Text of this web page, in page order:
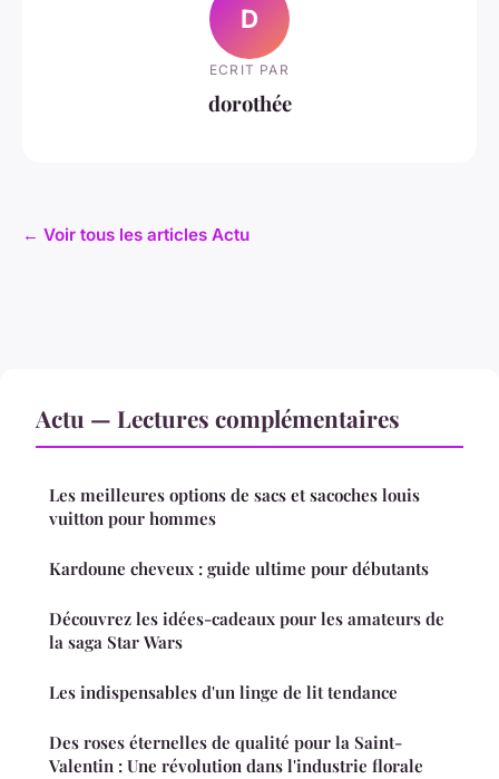
D
ECRIT PAR
dorothée
← Voir tous les articles Actu
Actu — Lectures complémentaires
Les meilleures options de sacs et sacoches louis
vuitton pour hommes
Kardoune cheveux : guide ultime pour débutants
Découvrez les idées-cadeaux pour les amateurs de
la saga Star Wars
Les indispensables d'un linge de lit tendance
Des roses éternelles de qualité pour la Saint-
Valentin : Une révolution dans l'industrie florale